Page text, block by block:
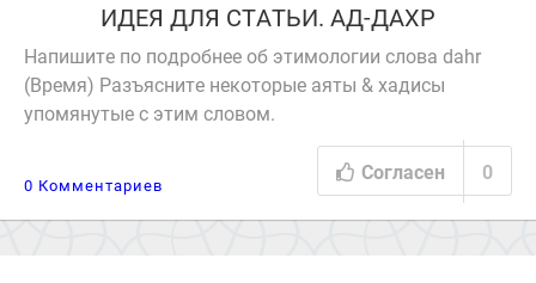
ИДЕЯ ДЛЯ СТАТЬИ. АД-ДАХР
Напишите по подробнее об этимологии слова dahr
(Время) Разъясните некоторые аяты & хадисы
упомянутые с этим словом.
0 Комментариев
Согласен 0